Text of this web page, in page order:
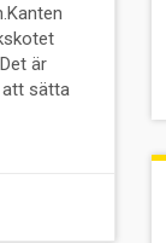
är
att sätta